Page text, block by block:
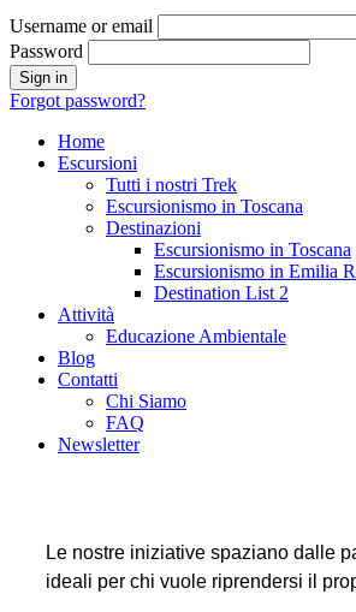
Username or email
Password
Forgot password?
Home
Escursioni
Tutti i nostri Trek
Escursionismo in Toscana
Destinazioni
Escursionismo in Toscana
Escursionismo in Emilia
Destination List 2
Attività
Educazione Ambientale
Blog
Contatti
Chi Siamo
FAQ
Newsletter
Le nostre iniziative spaziano dalle
ideali per chi vuole riprendersi il